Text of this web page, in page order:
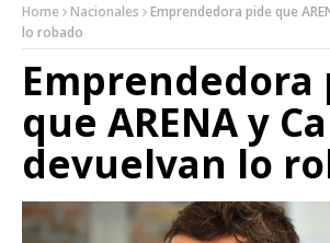
Home Nacionales
Emprendedora pide que
lo robado
Emprendedora
que ARENA y
devuelvan lo